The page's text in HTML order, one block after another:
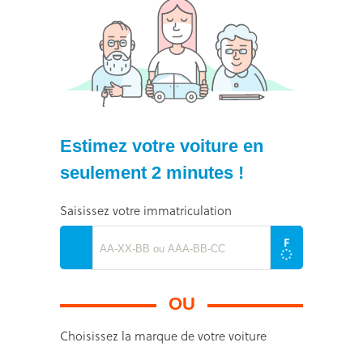
Estimez votre voiture en
seulement 2 minutes !
Saisissez votre immatriculation
OU
Choisissez la marque de votre voiture